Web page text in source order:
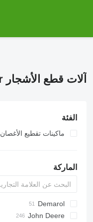
آلات قطع الأشجار Selmar
الفئة
ماكينات تقطيع الأغصان
الماركة
MINI
PARK
CK
Demarol
R-12
AK
560
Biber
ST
Arborist
38 PRO
525
A-series
Hem
John Deere